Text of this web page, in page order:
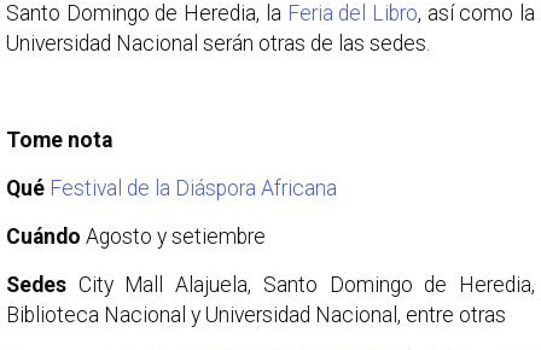
Santo Domingo de Heredia, la Feria del Libro, así como la
Universidad Nacional serán otras de las sedes.
Tome nota
Qué Festival de la Diáspora Africana
Cuándo Agosto y setiembre
Sedes City Mall Alajuela, Santo Domingo de Heredia,
Biblioteca Nacional y Universidad Nacional, entre otras